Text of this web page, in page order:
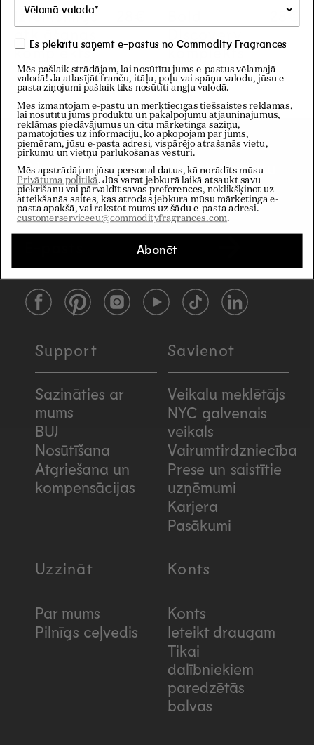
Izteiksmīgs
atklāšanas
komplekts
Discovery
komplekts
28€
28€
Biļetens
Abonēt mūsu biļetenu, lai saņemtu
10% atlaidi no pirmā pasūtījuma
FacebookPinterestInstagramYouTubeTikTokLinkedIn
Support
Sazināties ar
mums
BUJ
Nosūtīšana
Atgriešana un
kompensācijas
Savienot
Veikalu meklētājs
NYC galvenais
veikals
Vairumtirdzniecība
Prese un saistītie
uzņēmumi
Karjera
Pasākumi
Uzzināt
Par mums
Pilnīgs ceļvedis
Konts
Konts
Ieteikt draugam
Tikai
dalībniekiem
paredzētās
balvas
Es piekrītu saņemt e-pastus no Commodity Fragrances
Mēs pašlaik strādājam, lai nosūtītu jums e-pastus vēlamajā
valodā! Ja atlasījāt franču, itāļu, poļu vai spāņu valodu, jūsu e-
pasta ziņojumi pašlaik tiks nosūtīti angļu valodā.
Mēs izmantojam e-pastu un mērķtiecīgas tiešsaistes reklāmas,
lai nosūtītu jums produktu un pakalpojumu atjauninājumus,
reklāmas piedāvājumus un citu mārketinga saziņu,
pamatojoties uz informāciju, ko apkopojam par jums,
piemēram, jūsu e-pasta adresi, vispārējo atrašanās vietu,
pirkumu un vietņu pārlūkošanas vēsturi.
Mēs apstrādājam jūsu personal datus, kā norādīts mūsu
Privātuma politikā. Jūs varat jebkurā laikā atsaukt savu
piekrišanu vai pārvaldīt savas preferences, noklikšķinot uz
atteikšanās saites, kas atrodas jebkura mūsu mārketinga e-
pasta apakšā, vai rakstot mums uz šādu e-pasta adresi.
customerserviceeu@commodityfragrances.com.
Abonēt